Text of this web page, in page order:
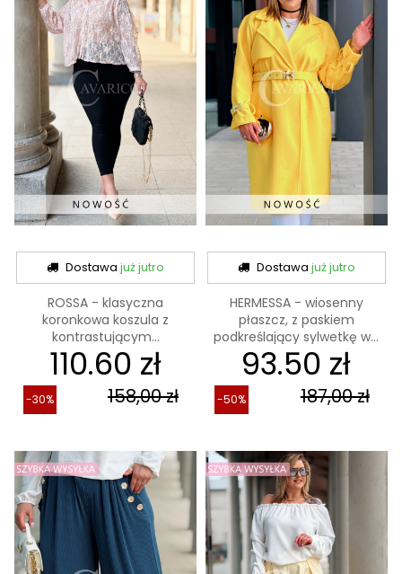
Dostawajuż jutro
ROSSA - klasyczna
koronkowa koszula z
kontrastującym...
110.60 zł
158,00 zł
-30%
Dostawa już jutro
HERMESSA - wiosenny
płaszcz, z paskiem
podkreślający sylwetkę w...
93.50 zł
187,00 zł
-50%